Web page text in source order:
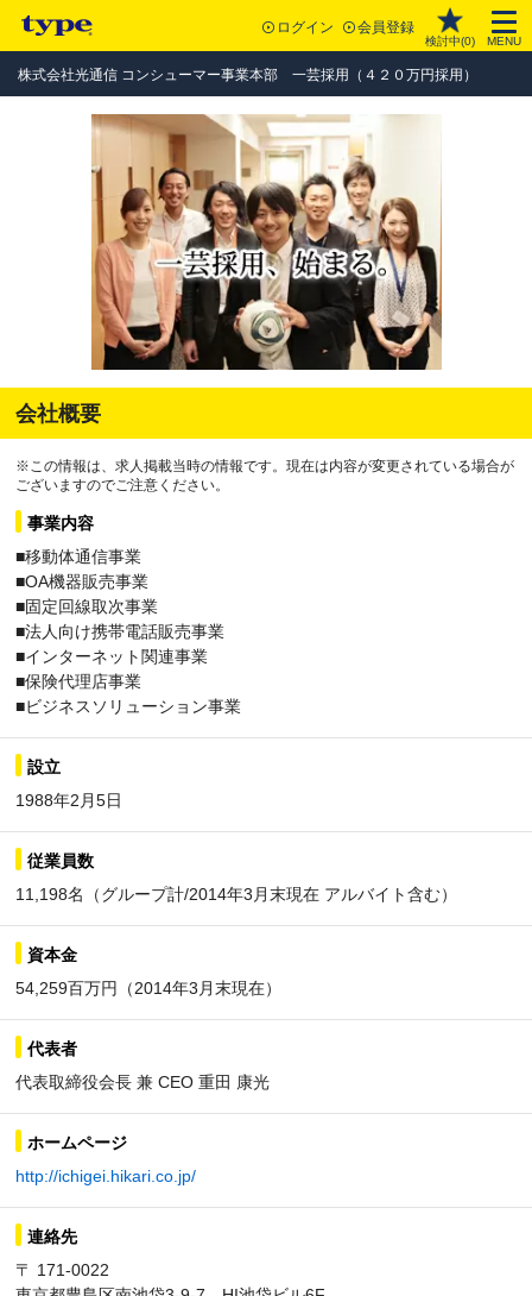
ログイン 会員登録
検討中(0) MENU
株式会社光通信 コンシューマー事業本部 一芸採用（４２０万円採用）
会社概要
※この情報は、求人掲載当時の情報です。現在は内容が変更されている場合が
ございますのでご注意ください。
事業内容
■移動体通信事業
■OA機器販売事業
■固定回線取次事業
■法人向け携帯電話販売事業
■インターネット関連事業
■保険代理店事業
■ビジネスソリューション事業
設立
1988年2月5日
従業員数
11,198名（グループ計/2014年3月末現在 アルバイト含む）
資本金
54,259百万円（2014年3月末現在）
代表者
代表取締役会長 兼 CEO 重田 康光
ホームページ
http://ichigei.hikari.co.jp/
連絡先
〒 171-0022